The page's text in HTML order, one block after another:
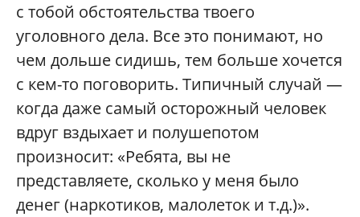
с тобой обстоятельства твоего
уголовного дела. Все это понимают, но
чем дольше сидишь, тем больше хочется
с кем-то поговорить. Типичный случай —
когда даже самый осторожный человек
вдруг вздыхает и полушепотом
произносит: «Ребята, вы не
представляете, сколько у меня было
денег (наркотиков, малолеток и т.д.)».